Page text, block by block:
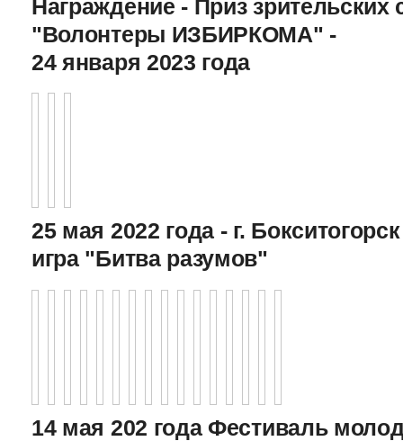
Награждение - Приз зрительских
"Волонтеры ИЗБИРКОМА" -
24 января 2023 года
25 мая 2022 года - г.
игра "Битва разумов"
14 мая 202 года Фестиваль